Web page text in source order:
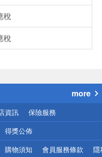
稅
稅
more
資訊 保險服務
得獎公佈
購物須知 會員服務條款 隱